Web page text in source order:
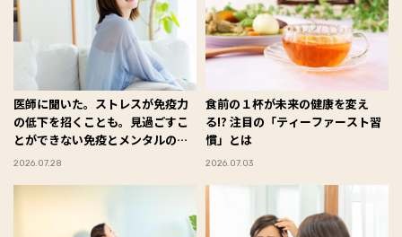
医師に聞いた。ストレスが免疫力
の低下を招くことも。見過ごすこ
とができない免疫とメンタルの関
係とは？
2026.07.28
食前の１杯が未来の健康を変え
る!? 注目の「ティーファースト習
慣」とは
2026.07.03